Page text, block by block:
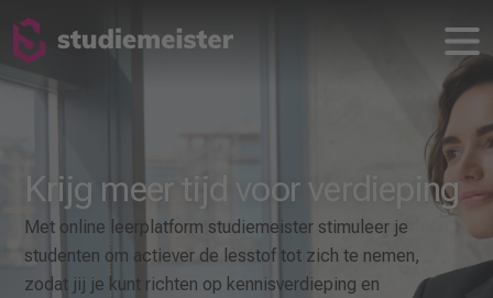
Krijg meer tijd voor verdieping
Met online leerplatform studiemeister stimuleer je
studenten om actiever de lesstof tot zich te nemen,
zodat jij je kunt richten op kennisverdieping en